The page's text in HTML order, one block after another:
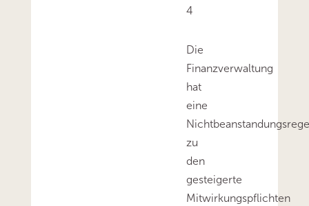
4
Die
Finanzverwaltung
hat
eine
zu
den
gesteigerte
Mitwirkungspflichten